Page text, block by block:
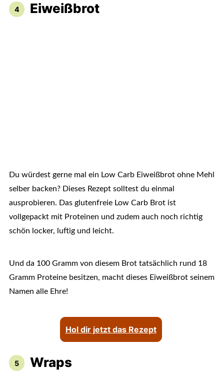
Eiweißbrot
Du würdest gerne mal ein Low Carb Eiweißbrot ohne Mehl
selber backen? Dieses Rezept solltest du einmal
ausprobieren. Das glutenfreie Low Carb Brot ist
vollgepackt mit Proteinen und zudem auch noch richtig
schön locker, luftig und leicht.
Und da 100 Gramm von diesem Brot tatsächlich rund 18
Gramm Proteine besitzen, macht dieses Eiweißbrot seinem
Namen alle Ehre!
Hol dir jetzt das Rezept
Wraps